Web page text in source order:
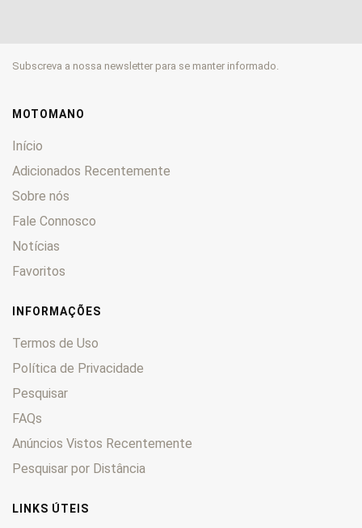
Subscreva a nossa newsletter para se manter informado.
MOTOMANO
Início
Adicionados Recentemente
Sobre nós
Fale Connosco
Notícias
Favoritos
INFORMAÇÕES
Termos de Uso
Política de Privacidade
Pesquisar
FAQs
Anúncios Vistos Recentemente
Pesquisar por Distância
LINKS ÚTEIS